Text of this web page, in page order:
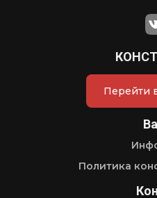
Перейти
Политика